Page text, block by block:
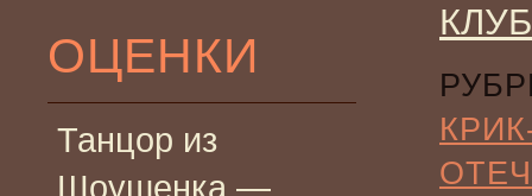
ОЦЕНКИ
Танцор из
Шоушенка —